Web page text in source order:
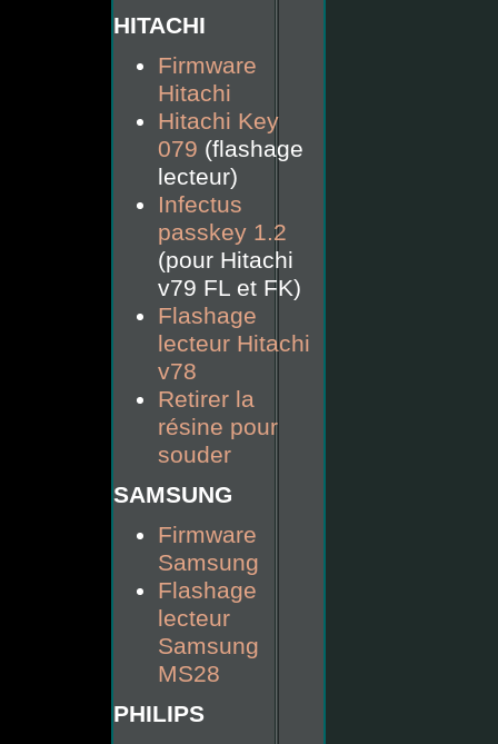
HITACHI
Firmware
Hitachi
Hitachi Key
079 (flashage
lecteur)
Infectus
passkey 1.2
(pour Hitachi
v79 FL et FK)
Flashage
lecteur Hitachi
v78
Retirer la
résine pour
souder
SAMSUNG
Firmware
Samsung
Flashage
lecteur
Samsung
MS28
PHILIPS